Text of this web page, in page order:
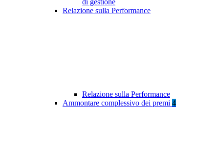
di gestione
Relazione sulla Performance
Relazione sulla Performance
Ammontare complessivo dei premi 4